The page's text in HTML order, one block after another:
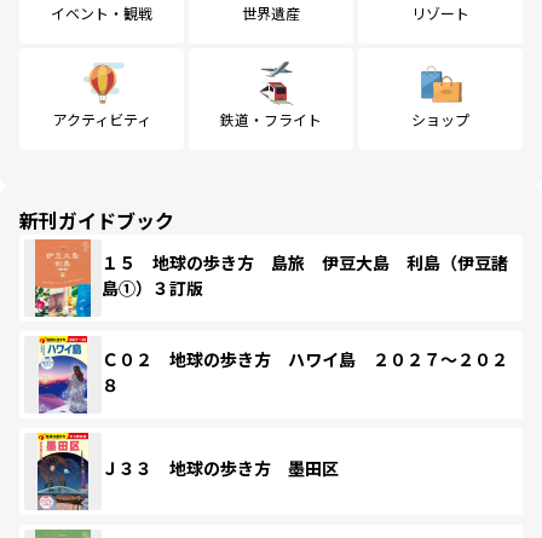
イベント・観戦 世界遺産 リゾート
アクティビティ 鉄道・フライト ショップ
新刊ガイドブック
１５ 地球の歩き方 島旅 伊豆大島 利島（伊豆諸
島①）３訂版
Ｃ０２ 地球の歩き方 ハワイ島 ２０２７～２０２
８
Ｊ３３ 地球の歩き方 墨田区